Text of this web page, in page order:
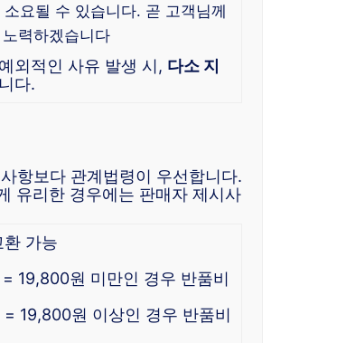
요될 수 있습니다. 곧 고객님께
력하겠습니다
예외적인 사유 발생 시, 다소 지
다.
항보다 관계법령이 우선합니다.
유리한 경우에는 판매자 제시사
가능
= 19,800원 미만인 경우 반품비
= 19,800원 이상인 경우 반품비